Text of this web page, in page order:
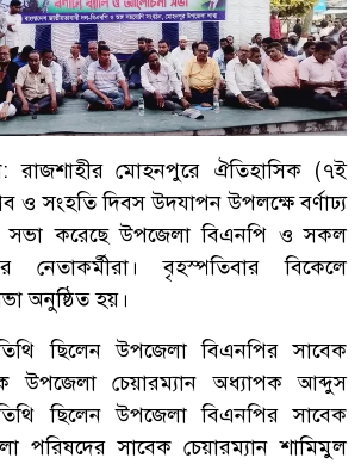
রাজশাহীর মোহনপুরে ঐতিহাসিক (৭ই
ও সংহতি দিবস উদযাপন উপলক্ষে বর্ণাঢ্য
সভা করেছে উপজেলা বিএনপি ও সকল
নেতাকর্মীরা। বৃহস্পতিবার বিকেলে
অনুষ্ঠিত হয়।
ছিলেন উপজেলা বিএনপির সাবেক
উপজেলা চেয়ারম্যান অধ্যাপক আব্দুস
ছিলেন উপজেলা বিএনপির সাবেক
পরিষদের সাবেক চেয়ারম্যান শামিমুল